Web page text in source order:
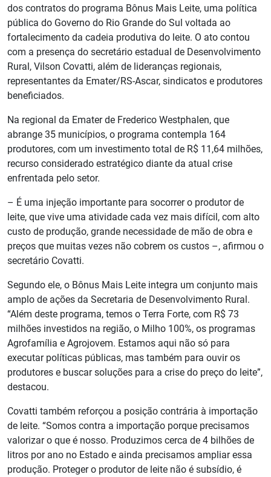
dos contratos do programa Bônus Mais Leite, uma política
pública do Governo do Rio Grande do Sul voltada ao
fortalecimento da cadeia produtiva do leite. O ato contou
com a presença do secretário estadual de Desenvolvimento
Rural, Vilson Covatti, além de lideranças regionais,
representantes da Emater/RS-Ascar, sindicatos e produtores
beneficiados.
Na regional da Emater de Frederico Westphalen, que
abrange 35 municípios, o programa contempla 164
produtores, com um investimento total de R$ 11,64 milhões,
recurso considerado estratégico diante da atual crise
enfrentada pelo setor.
– É uma injeção importante para socorrer o produtor de
leite, que vive uma atividade cada vez mais difícil, com alto
custo de produção, grande necessidade de mão de obra e
preços que muitas vezes não cobrem os custos –, afirmou o
secretário Covatti.
Segundo ele, o Bônus Mais Leite integra um conjunto mais
amplo de ações da Secretaria de Desenvolvimento Rural.
“Além deste programa, temos o Terra Forte, com R$ 73
milhões investidos na região, o Milho 100%, os programas
Agrofamília e Agrojovem. Estamos aqui não só para
executar políticas públicas, mas também para ouvir os
produtores e buscar soluções para a crise do preço do leite”,
destacou.
Covatti também reforçou a posição contrária à importação
de leite. “Somos contra a importação porque precisamos
valorizar o que é nosso. Produzimos cerca de 4 bilhões de
litros por ano no Estado e ainda precisamos ampliar essa
produção. Proteger o produtor de leite não é subsídio, é